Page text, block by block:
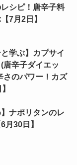
シピ！唐辛子料
7月2日】
と学ぶ】カプサイ
唐辛子ダイエッ
さのパワー！カズ
】ナポリタンのレ
月30日】